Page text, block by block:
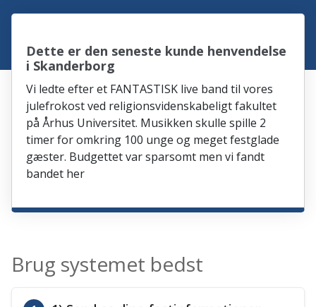
Dette er den seneste kunde henvendelse
i Skanderborg
Vi ledte efter et FANTASTISK live band til vores
julefrokost ved religionsvidenskabeligt fakultet
på Århus Universitet. Musikken skulle spille 2
timer for omkring 100 unge og meget festglade
gæster. Budgettet var sparsomt men vi fandt
bandet her
Brug systemet bedst